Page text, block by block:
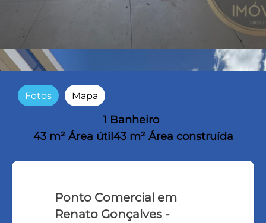
Fotos Mapa
1 Banheiro
43 m² Área útil 43 m² Área construída
Ponto Comercial em
Renato Gonçalves -